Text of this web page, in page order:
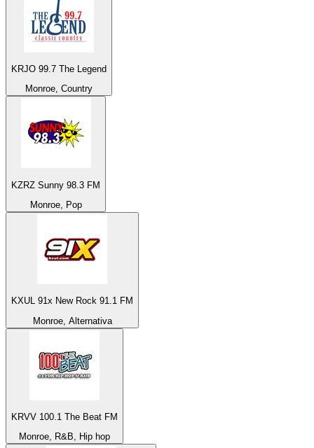
KRJO 99.7 The Legend
Monroe, Country
KZRZ Sunny 98.3 FM
Monroe, Pop
KXUL 91x New Rock 91.1 FM
Monroe, Alternativa
KRVV 100.1 The Beat FM
Monroe, R&B, Hip hop